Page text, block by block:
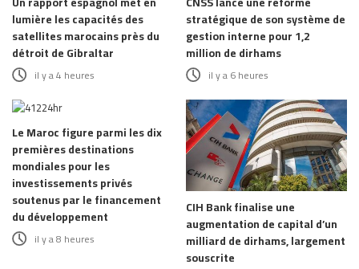
lumière les capacités des
satellites marocains près du
détroit de Gibraltar
il y a 4 heures
stratégique de son système de
gestion interne pour 1,2
million de dirhams
il y a 6 heures
Le Maroc figure parmi les dix
premières destinations
mondiales pour les
investissements privés
soutenus par le financement
du développement
il y a 8 heures
CIH Bank finalise une
augmentation de capital d’un
milliard de dirhams, largement
souscrite